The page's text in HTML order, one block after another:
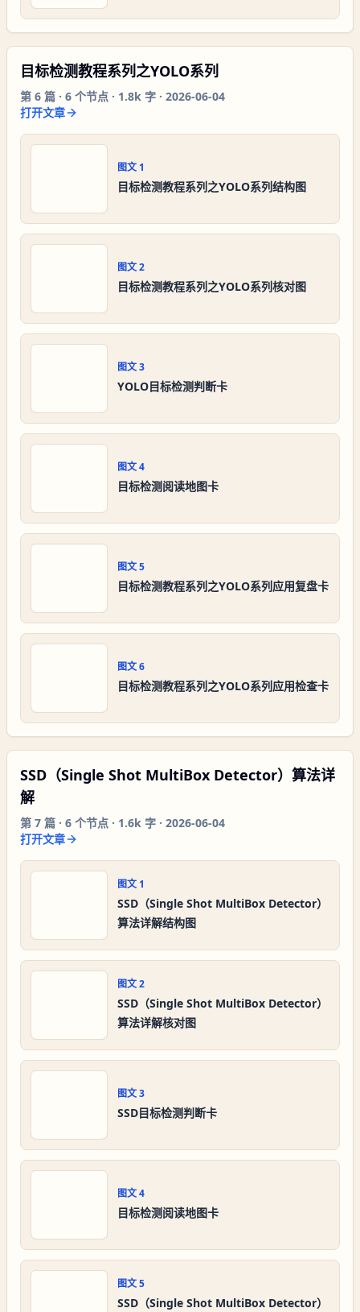
目标检测教程系列之YOLO系列
第 6 篇 · 6 个节点 · 1.8k 字 · 2026-06-04
打开文章
图文 1
目标检测教程系列之YOLO系列结构图
图文2
目标检测教程系列之YOLO系列核对图
图文3
YOLO目标检测判断卡
图文4
目标检测阅读地图卡
图文5
目标检测教程系列之YOLO系列应用复盘卡
图文6
目标检测教程系列之YOLO系列应用检查卡
SSD（Single Shot MultiBox Detector）算法详
解
第 7 篇 · 6 个节点 · 1.6k 字 · 2026-06-04
打开文章
图文 1
SSD（Single Shot MultiBox Detector）
算法详解结构图
图文2
SSD（Single Shot MultiBox Detector）
算法详解核对图
图文3
SSD目标检测判断卡
图文4
目标检测阅读地图卡
图文5
SSD（Single Shot MultiBox Detector）